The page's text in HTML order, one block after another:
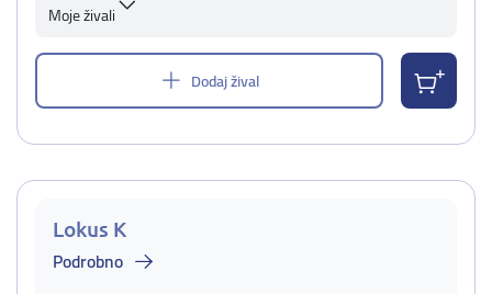
Moje živali
Dodaj žival
Lokus K
Podrobno